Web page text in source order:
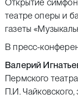
Открытие
театре оперы и
газеты
В пресс-
Валерий
Пермского
П.И. Чайковского,